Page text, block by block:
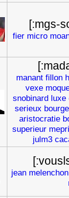
[:mgs-
fier micro
manant fillon
vexe
snobinard luxe
serieux
aristocratie
superieur
julm3
jean melenchon